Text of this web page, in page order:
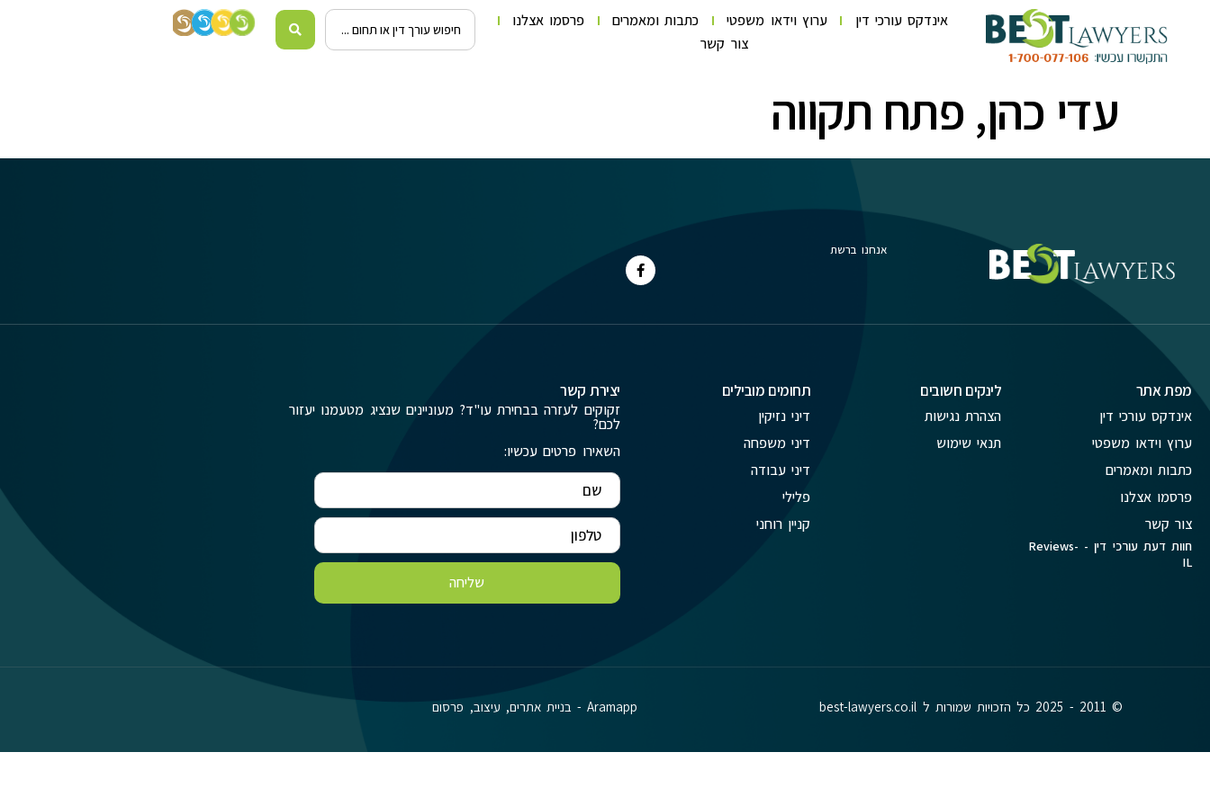
אינדקס עורכי דין ערוץ וידאו משפטי כתבות ומאמרים
פרסמו אצלנו
צור קשר
עדי כהן, פתח תקווה
אנחנו ברשת
מפת אתר
אינדקס עורכי דין
ערוץ וידאו משפטי
כתבות ומאמרים
פרסמו אצלנו
צור קשר
חוות דעת עורכי דין - Reviews-
IL
לינקים חשובים
הצהרת נגישות
תנאי שימוש
תחומים מובילים
דיני נזיקין
דיני משפחה
דיני עבודה
פלילי
קניין רוחני
יצירת קשר
זקוקים לעזרה בבחירת עו"ד? מעוניינים שנציג מטעמנו יעזור
לכם?
השאירו פרטים עכשיו:
שליחה
© 2011 - 2025 כל הזכויות שמורות ל best-lawyers.co.il Aramapp - בניית אתרים, עיצוב, פרסום